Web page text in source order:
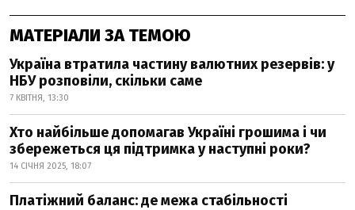
МАТЕРІАЛИ ЗА ТЕМОЮ
Україна втратила частину валютних резервів: у
НБУ розповіли, скільки саме
7 КВІТНЯ, 13:30
Хто найбільше допомагав Україні грошима і чи
збережеться ця підтримка у наступні роки?
14 СІЧНЯ 2025, 18:07
Платіжний баланс: де межа стабільності